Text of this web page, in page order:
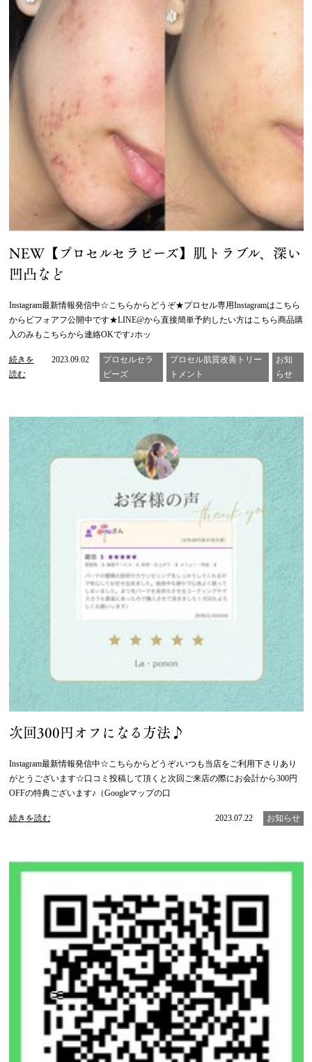
NEW【プロセルセラピーズ】肌トラブル、深い
凹凸など
Instagram最新情報発信中☆こちらからどうぞ★プロセル専用Instagramはこちら
からビフォアフ公開中です★LINE@から直接簡単予約したい方はこちら商品購
入のみもこちらから連絡OKです♪ホッ
続きを
読む
2023.09.02
プロセルセラ
ピーズ
プロセル肌質改善トリー
トメント
お知
らせ
次回300円オフになる方法♪
Instagram最新情報発信中☆こちらからどうぞ♪いつも当店をご利用下さりあり
がとうございます☆口コミ投稿して頂くと次回ご来店の際にお会計から300円
OFFの特典ございます♪（Googleマップの口
続きを読む 2023.07.22 お知らせ